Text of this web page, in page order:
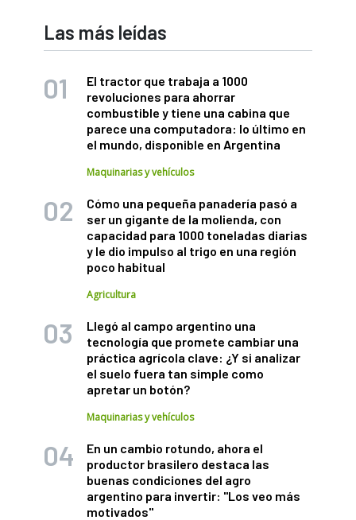
Las más leídas
El tractor que trabaja a 1000
revoluciones para ahorrar
combustible y tiene una cabina que
parece una computadora: lo último en
el mundo, disponible en Argentina
Maquinarias y vehículos
Cómo una pequeña panadería pasó a
ser un gigante de la molienda, con
capacidad para 1000 toneladas diarias
y le dio impulso al trigo en una región
poco habitual
Agricultura
Llegó al campo argentino una
tecnología que promete cambiar una
práctica agrícola clave: ¿Y si analizar
el suelo fuera tan simple como
apretar un botón?
Maquinarias y vehículos
En un cambio rotundo, ahora el
productor brasilero destaca las
buenas condiciones del agro
argentino para invertir: "Los veo más
motivados"